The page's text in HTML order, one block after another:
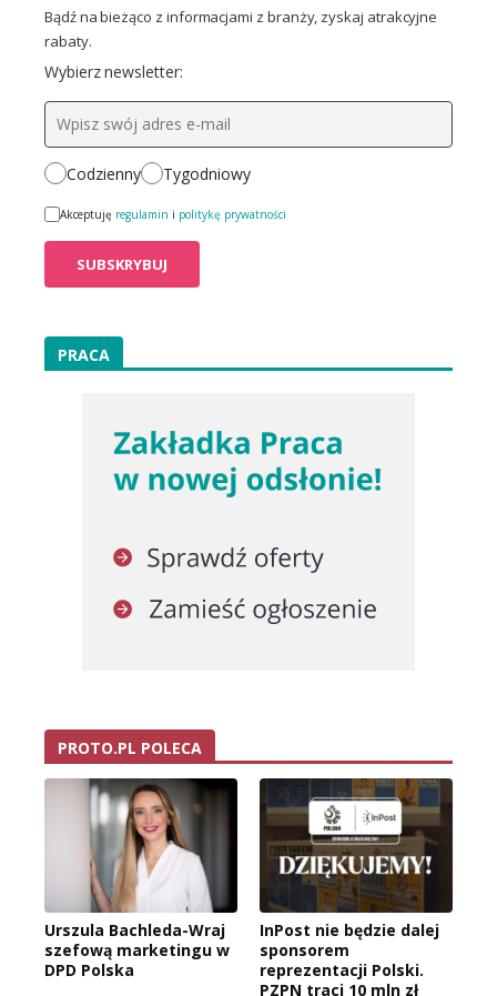
Bądź na bieżąco z informacjami z branży, zyskaj atrakcyjne
rabaty.
Wybierz newsletter:
Codzienny Tygodniowy
Akceptuję regulamin i politykę prywatności
PRACA
PROTO.PL POLECA
Urszula Bachleda-Wraj
szefową marketingu w
DPD Polska
InPost nie będzie dalej
sponsorem
reprezentacji Polski.
PZPN traci 10 mln zł